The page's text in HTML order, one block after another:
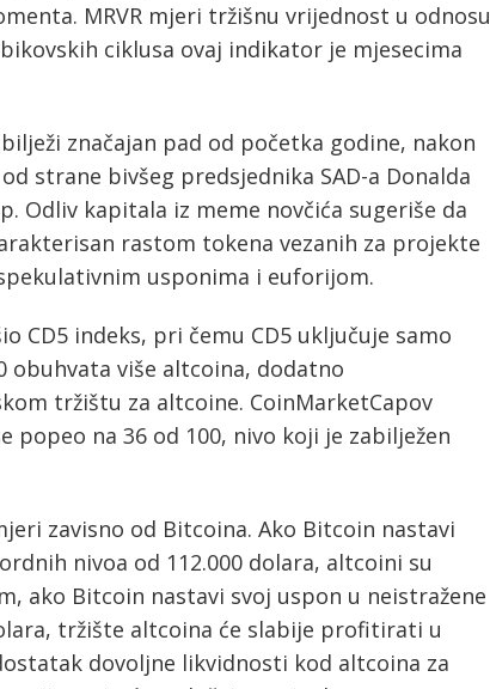
MRVR mjeri tržišnu vrijednost u odnosu
ciklusa ovaj indikator je mjesecima
značajan pad od početka godine, nakon
strane bivšeg predsjednika SAD-a Donalda
Odliv kapitala iz meme novčića sugeriše da
rastom tokena vezanih za projekte
usponima i euforijom.
CD5 indeks, pri čemu CD5 uključuje samo
obuhvata više altcoina, dodatno
tržištu za altcoine. CoinMarketCapov
popeo na 36 od 100, nivo koji je zabilježen
zavisno od Bitcoina. Ako Bitcoin nastavi
nivoa od 112.000 dolara, altcoini su
ako Bitcoin nastavi svoj uspon u neistražene
tržište altcoina će slabije profitirati u
dovoljne likvidnosti kod altcoina za